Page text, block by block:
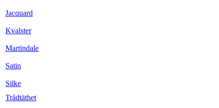
Jacquard
Kvalster
Martindale
Satin
Silke
Trådtäthet